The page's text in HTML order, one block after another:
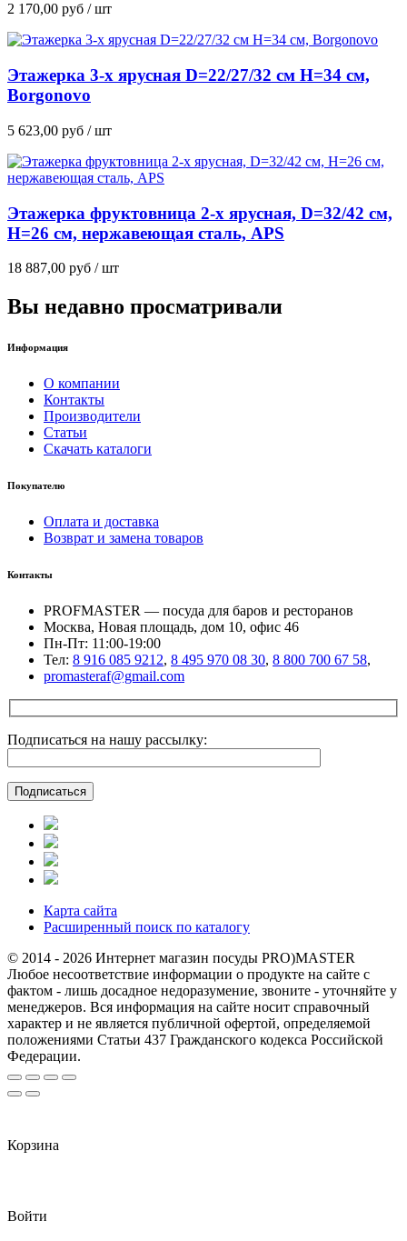
2 170,00 руб / шт
Этажерка 3-х ярусная D=22/27/32 см H=34 см,
Borgonovo
5 623,00 руб / шт
Этажерка фруктовница 2-х ярусная, D=32/42 см,
H=26 см, нержавеющая сталь, APS
18 887,00 руб / шт
Вы недавно просматривали
Информация
О компании
Контакты
Производители
Статьи
Скачать каталоги
Покупателю
Оплата и доставка
Возврат и замена товаров
Контакты
PROFMASTER — посуда для баров и ресторанов
Москва, Новая площадь, дом 10, офис 46
Пн-Пт: 11:00-19:00
Тел: 8 916 085 9212, 8 495 970 08 30, 8 800 700 67 58,
promasteraf@gmail.com
Подписаться на нашу рассылку:
Карта сайта
Расширенный поиск по каталогу
© 2014 - 2026 Интернет магазин посуды PRO)MASTER
Любое несоответствие информации о продукте на сайте с
фактом - лишь досадное недоразумение, звоните - уточняйте у
менеджеров. Вся информация на сайте носит справочный
характер и не является публичной офертой, определяемой
положениями Статьи 437 Гражданского кодекса Российской
Федерации.
Корзина
Войти